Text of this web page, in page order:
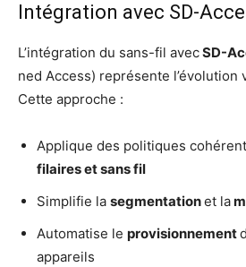
Intégration avec SD-
L’in­té­gra­tion du sans-fil avecSD-
ned Access) repré­sente l’é­vo­lu­tion
Cette approche :
Applique des poli­tiques
filaires et sans fil
Sim­pli­fie la seg­men­ta­tionet la
Auto­ma­tise le pro­vi­sion­ne­ment
appareils